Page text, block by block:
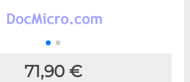
71,90 €